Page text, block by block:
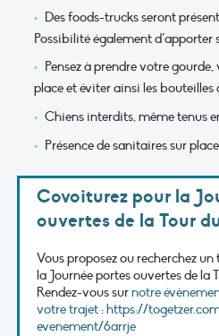
Des foods-trucks seront
Possibilité également d’apporter
Pensez à prendre votre
place et éviter ainsi les bouteilles
Chiens interdits, même tenus
Présence de sanitaires sur place.
Covoiturez pour la
ouvertes de la Tour
Vous proposez ou recherchez
la Journée portes ouvertes de la
Rendez-vous surnotre
votre trajet : https://
evenement/6arrje